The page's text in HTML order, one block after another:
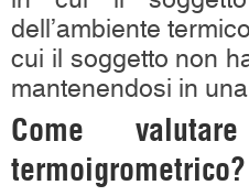
dell’ambiente
cui il soggetto non
mantenendosi in
Come
termoigrometrico?